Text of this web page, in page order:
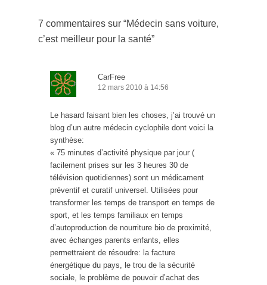
7 commentaires sur “Médecin sans voiture,
c’est meilleur pour la santé”
CarFree
12 mars 2010 à 14:56
Le hasard faisant bien les choses, j’ai trouvé un
blog d’un autre médecin cyclophile dont voici la
synthèse:
« 75 minutes d’activité physique par jour (
facilement prises sur les 3 heures 30 de
télévision quotidiennes) sont un médicament
préventif et curatif universel. Utilisées pour
transformer les temps de transport en temps de
sport, et les temps familiaux en temps
d’autoproduction de nourriture bio de proximité,
avec échanges parents enfants, elles
permettraient de résoudre: la facture
énergétique du pays, le trou de la sécurité
sociale, le problème de pouvoir d’achat des